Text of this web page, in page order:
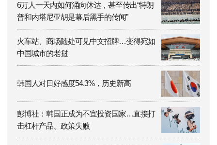
6万人一天内如何涌向休达，甚至传出“特朗
普和内塔尼亚胡是幕后黑手的传闻”
火车站、商场随处可见中文招牌…变得宛如
中国城市的老挝
韩国人对日好感度54.3%，历史新高
彭博社：韩国正成为不宜投资国家…直接打
击杠杆产品、政策失败